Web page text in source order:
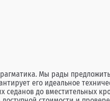
Мы рады
его идеальное
седанов до вместительных